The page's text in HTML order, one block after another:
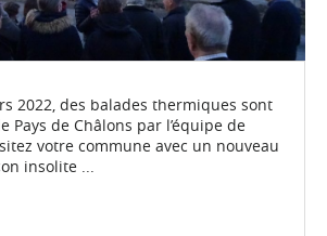
2022, des balades thermiques sont
Pays de Châlons par l’équipe de
votre commune avec un nouveau
insolite ...